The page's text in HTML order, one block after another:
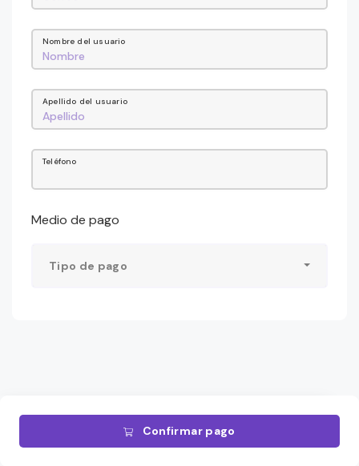
Nombre del usuario
Apellido del usuario
Teléfono
Medio de pago
Tipo de pago
Confirmar pago